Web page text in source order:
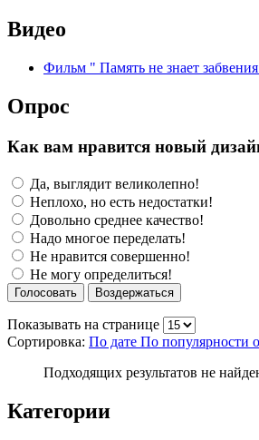
Видео
Фильм " Память не знает
Опрос
Как вам нравится новый
Да, выглядит великолепно!
Неплохо, но есть недостатки!
Довольно среднее качество!
Надо многое переделать!
Не нравится совершенно!
Не могу определиться!
Голосовать Воздержаться
Показывать на странице
Сортировка: По дате По популярности
Подходящих результатов не
Категории